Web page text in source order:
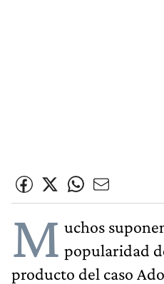
M uchos
popularidad
producto del caso